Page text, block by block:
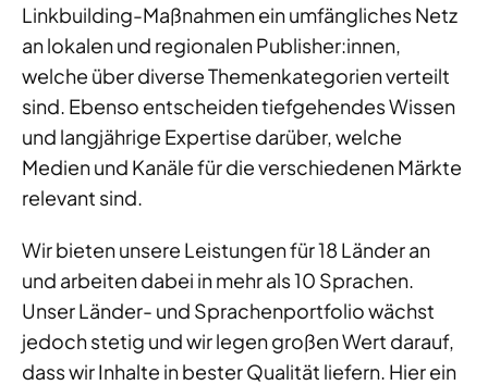
Linkbuilding-Maßnahmen ein umfängliches Netz
an lokalen und regionalen Publisher:innen,
welche über diverse Themenkategorien verteilt
sind. Ebenso entscheiden tiefgehendes Wissen
und langjährige Expertise darüber, welche
Medien und Kanäle für die verschiedenen Märkte
relevant sind.
Wir bieten unsere Leistungen für 18 Länder an
und arbeiten dabei in mehr als 10 Sprachen.
Unser Länder- und Sprachenportfolio wächst
jedoch stetig und wir legen großen Wert darauf,
dass wir Inhalte in bester Qualität liefern. Hier ein